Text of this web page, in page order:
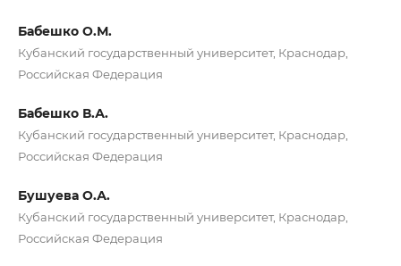
Бабешко О.М.
Кубанский государственный университет, Краснодар,
Российская Федерация
Бабешко В.А.
Кубанский государственный университет, Краснодар,
Российская Федерация
Бушуева О.А.
Кубанский государственный университет, Краснодар,
Российская Федерация